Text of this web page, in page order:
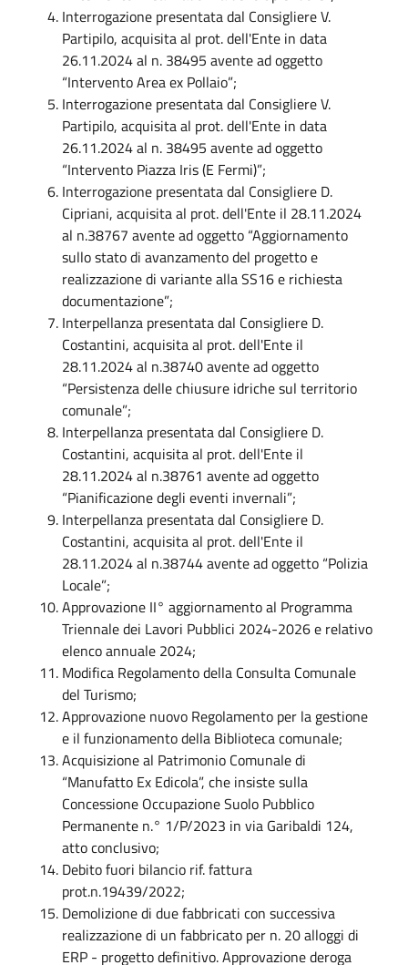
Interrogazione presentata dal Consigliere V.
Partipilo, acquisita al prot. dell'Ente in data
26.11.2024 al n. 38495 avente ad oggetto
“Intervento Area ex Pollaio”;
Interrogazione presentata dal Consigliere V.
Partipilo, acquisita al prot. dell'Ente in data
26.11.2024 al n. 38495 avente ad oggetto
“Intervento Piazza Iris (E Fermi)”;
Interrogazione presentata dal Consigliere D.
Cipriani, acquisita al prot. dell'Ente il 28.11.2024
al n.38767 avente ad oggetto “Aggiornamento
sullo stato di avanzamento del progetto e
realizzazione di variante alla SS16 e richiesta
documentazione”;
Interpellanza presentata dal Consigliere D.
Costantini, acquisita al prot. dell'Ente il
28.11.2024 al n.38740 avente ad oggetto
“Persistenza delle chiusure idriche sul territorio
comunale”;
Interpellanza presentata dal Consigliere D.
Costantini, acquisita al prot. dell'Ente il
28.11.2024 al n.38761 avente ad oggetto
“Pianificazione degli eventi invernali”;
Interpellanza presentata dal Consigliere D.
Costantini, acquisita al prot. dell'Ente il
28.11.2024 al n.38744 avente ad oggetto “Polizia
Locale”;
Approvazione II° aggiornamento al Programma
Triennale dei Lavori Pubblici 2024-2026 e relativo
elenco annuale 2024;
Modifica Regolamento della Consulta Comunale
del Turismo;
Approvazione nuovo Regolamento per la gestione
e il funzionamento della Biblioteca comunale;
Acquisizione al Patrimonio Comunale di
“Manufatto Ex Edicola”, che insiste sulla
Concessione Occupazione Suolo Pubblico
Permanente n.° 1/P/2023 in via Garibaldi 124,
atto conclusivo;
Debito fuori bilancio rif. fattura
prot.n.19439/2022;
Demolizione di due fabbricati con successiva
realizzazione di un fabbricato per n. 20 alloggi di
ERP - progetto definitivo. Approvazione deroga